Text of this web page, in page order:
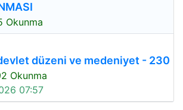
Okunma
devlet düzeni ve medeniyet - 230
Okunma
07:57